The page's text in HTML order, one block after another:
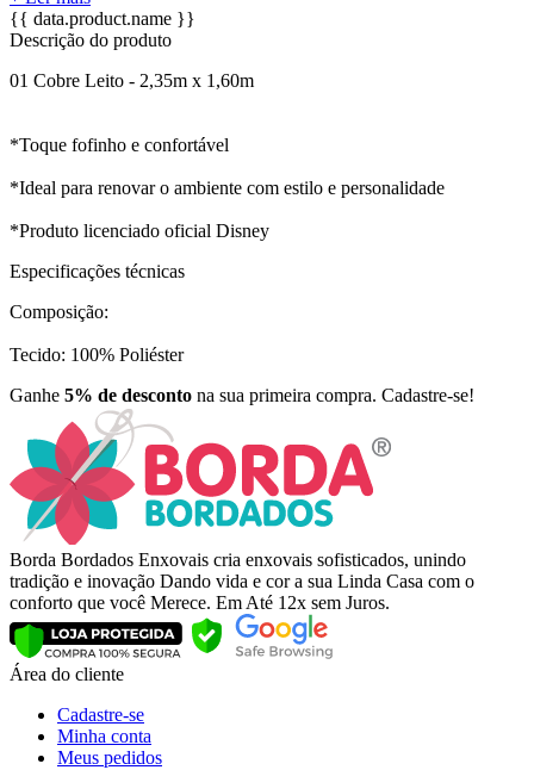
{{ data.product.name }}
Descrição do produto
01 Cobre Leito - 2,35m x 1,60m
*Toque fofinho e confortável
*Ideal para renovar o ambiente com estilo e personalidade
*Produto licenciado oficial Disney
Especificações técnicas
Composição:
Tecido: 100% Poliéster
Ganhe 5% de desconto na sua primeira compra. Cadastre-se!
Borda Bordados Enxovais cria enxovais sofisticados, unindo
tradição e inovação Dando vida e cor a sua Linda Casa com o
conforto que você Merece. Em Até 12x sem Juros.
Área do cliente
Cadastre-se
Minha conta
Meus pedidos